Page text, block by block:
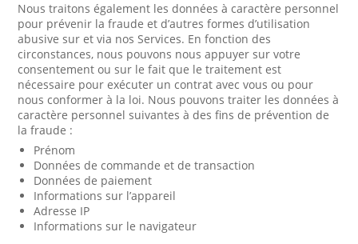
Nous traitons également les données à caractère personnel
pour prévenir la fraude et d’autres formes d’utilisation
abusive sur et via nos Services. En fonction des
circonstances, nous pouvons nous appuyer sur votre
consentement ou sur le fait que le traitement est
nécessaire pour exécuter un contrat avec vous ou pour
nous conformer à la loi. Nous pouvons traiter les données à
caractère personnel suivantes à des fins de prévention de
la fraude :
Prénom
Données de commande et de transaction
Données de paiement
Informations sur l’appareil
Adresse IP
Informations sur le navigateur